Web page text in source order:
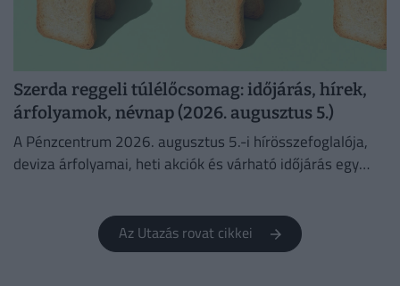
Szerda reggeli túlélőcsomag: időjárás, hírek,
árfolyamok, névnap (2026. augusztus 5.)
A Pénzcentrum 2026. augusztus 5.-i hírösszefoglalója,
deviza árfolyamai, heti akciók és várható időjárás egy
Az Utazás rovat cikkei